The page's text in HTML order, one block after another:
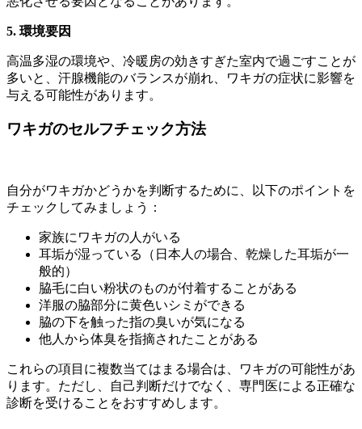
5. 環境要因
高温多湿の環境や、冷暖房の効きすぎた室内で過ごすことが
多いと、汗腺機能のバランスが崩れ、ワキガの症状に影響を
与える可能性があります。
ワキガのセルフチェック方法
自分がワキガかどうかを判断するために、以下のポイントを
チェックしてみましょう：
家族にワキガの人がいる
耳垢が湿っている（日本人の場合、乾燥した耳垢が一
般的）
脇毛に白い粉状のものが付着することがある
洋服の脇部分に黄色いシミができる
脇の下を触った指の臭いが気になる
他人から体臭を指摘されたことがある
これらの項目に複数当てはまる場合は、ワキガの可能性があ
ります。ただし、自己判断だけでなく、専門医による正確な
診断を受けることをおすすめします。